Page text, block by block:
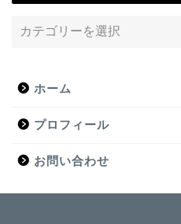
ホーム
プロフィール
お問い合わせ